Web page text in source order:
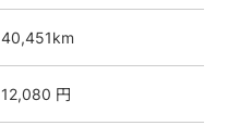
40,451km
12,080 円